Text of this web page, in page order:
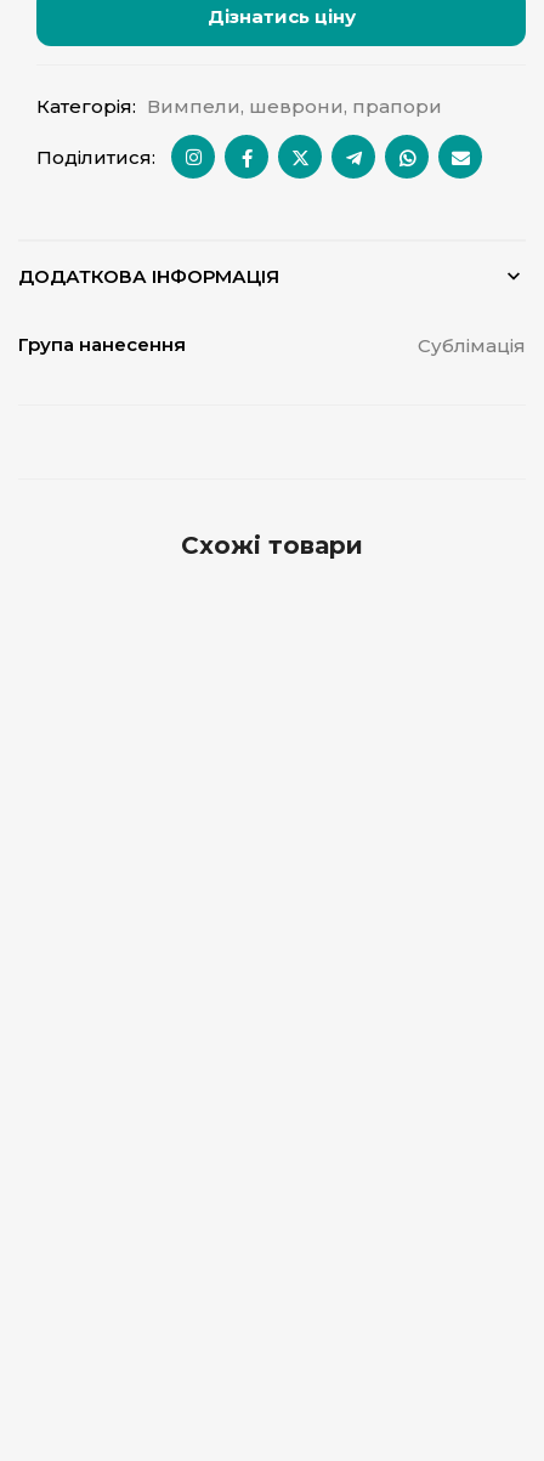
Дізнатись ціну
Категорія: Вимпели, шеврони, прапори
Поділитися:
ДОДАТКОВА ІНФОРМАЦІЯ
Група нанесення Сублімація
Схожі товари